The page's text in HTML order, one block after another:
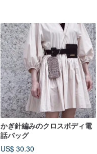
かぎ針編みのクロスボディ電
話バッグ
US$ 30.30